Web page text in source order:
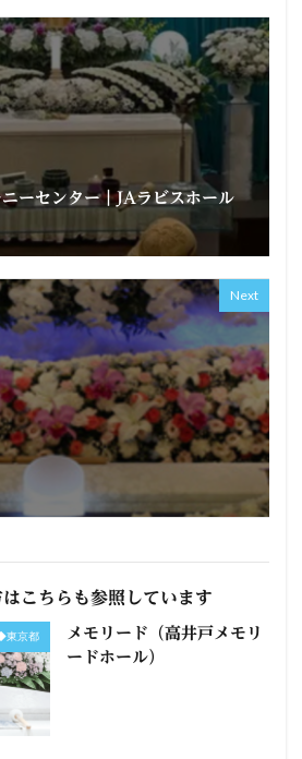
ーセンター｜JAラビスホール
Next
こちらも参照しています
東京都
メモリード（高井戸メモリ
ードホール）